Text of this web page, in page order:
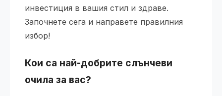
инвестиция в вашия стил и здраве.
Започнете сега и направете правилния
избор!
Кои са най-добрите слънчеви
очила за вас?